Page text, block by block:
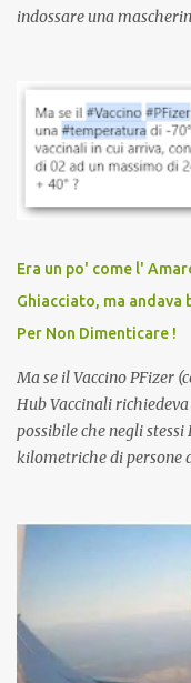
indossare una
sconti, incentivi per
discriminazioni per
vaccinato, nessuno
persona cattiva. Non
vaccino usato per
scuola. Non avevamo
dodicenne di ignorare il
che abbiamo elencato
Era un po' come l'
Ghiacciato, ma andava
Per Non Dimenticare !
Ma se il Vaccino PFizer
Hub Vaccinali
possibile che negli
kilometriche di persone
Vaccino come: l' Amaro
andava bene anche, a
l'articolo per NON